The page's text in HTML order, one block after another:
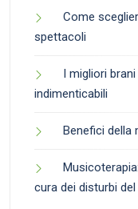
Come
spettacoli
I migliori
indimenticabili
Benefici della
cura dei disturbi